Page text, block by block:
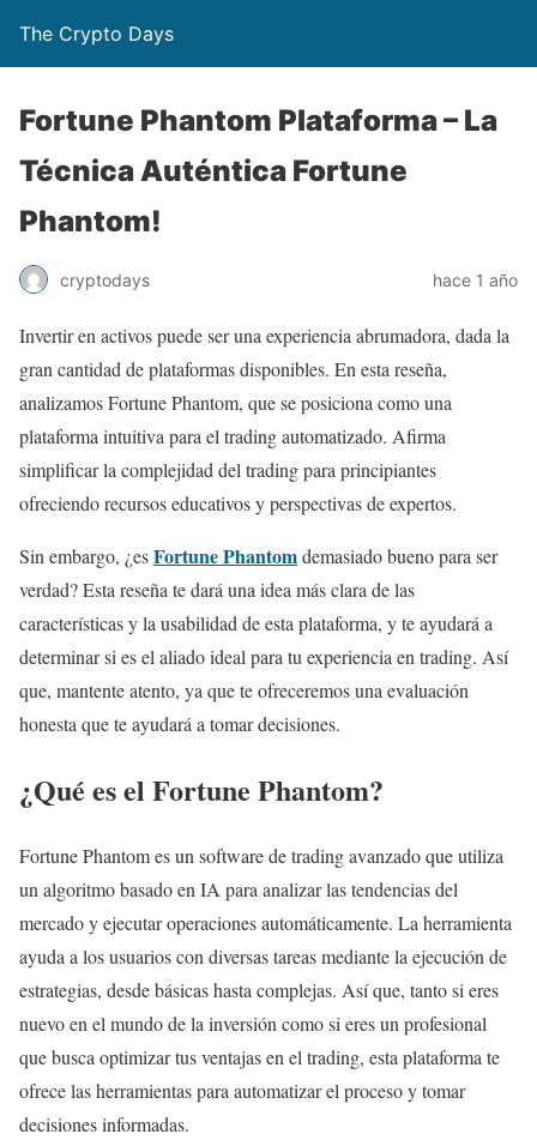
The Crypto Days
Fortune Phantom Plataforma – La
Técnica Auténtica Fortune
Phantom!
cryptodays hace 1 año
Invertir en activos puede ser una experiencia abrumadora, dada la
gran cantidad de plataformas disponibles. En esta reseña,
analizamos Fortune Phantom, que se posiciona como una
plataforma intuitiva para el trading automatizado. Afirma
simplificar la complejidad del trading para principiantes
ofreciendo recursos educativos y perspectivas de expertos.
Sin embargo, ¿esFortune Phantomdemasiado bueno para ser
verdad? Esta reseña te dará una idea más clara de las
características y la usabilidad de esta plataforma, y ​​te ayudará a
determinar si es el aliado ideal para tu experiencia en trading. Así
que, mantente atento, ya que te ofreceremos una evaluación
honesta que te ayudará a tomar decisiones.
¿Qué es el Fortune Phantom?
Fortune Phantom es un software de trading avanzado que utiliza
un algoritmo basado en IA para analizar las tendencias del
mercado y ejecutar operaciones automáticamente. La herramienta
ayuda a los usuarios con diversas tareas mediante la ejecución de
estrategias, desde básicas hasta complejas. Así que, tanto si eres
nuevo en el mundo de la inversión como si eres un profesional
que busca optimizar tus ventajas en el trading, esta plataforma te
ofrece las herramientas para automatizar el proceso y tomar
decisiones informadas.